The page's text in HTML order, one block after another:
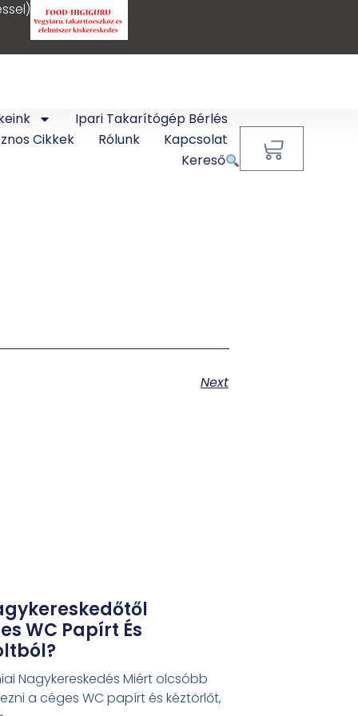
Ipari Takarítógép Bérlés
Cikkek
Rólunk
Kapcsolat
Kereső
Next
WC Papírt És
Nagykereskedés Miért olcsóbb
a céges WC papírt és kéztörlőt,